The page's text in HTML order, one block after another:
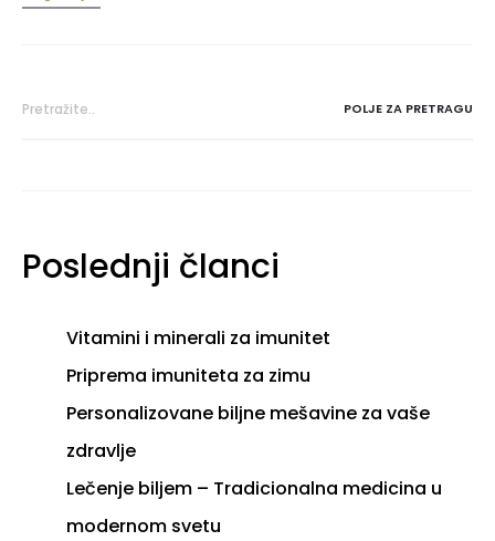
Poslednji članci
Vitamini i minerali za imunitet
Priprema imuniteta za zimu
Personalizovane biljne mešavine za vaše
zdravlje
Lečenje biljem – Tradicionalna medicina u
modernom svetu